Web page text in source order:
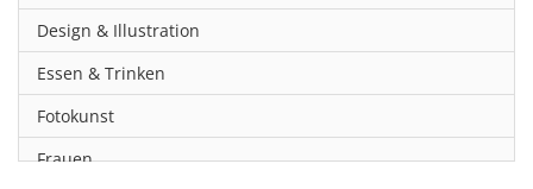
Design & Illustration
Essen & Trinken
Fotokunst
Frauen